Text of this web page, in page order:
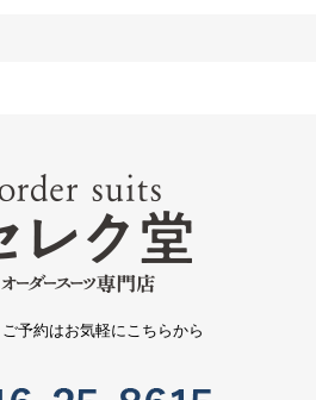
予約はお気軽にこちらから